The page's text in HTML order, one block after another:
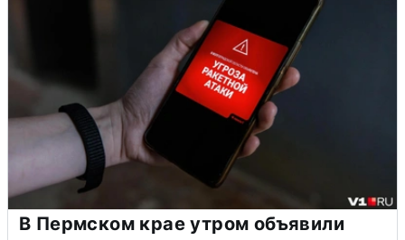
В Пермском крае утром объявили